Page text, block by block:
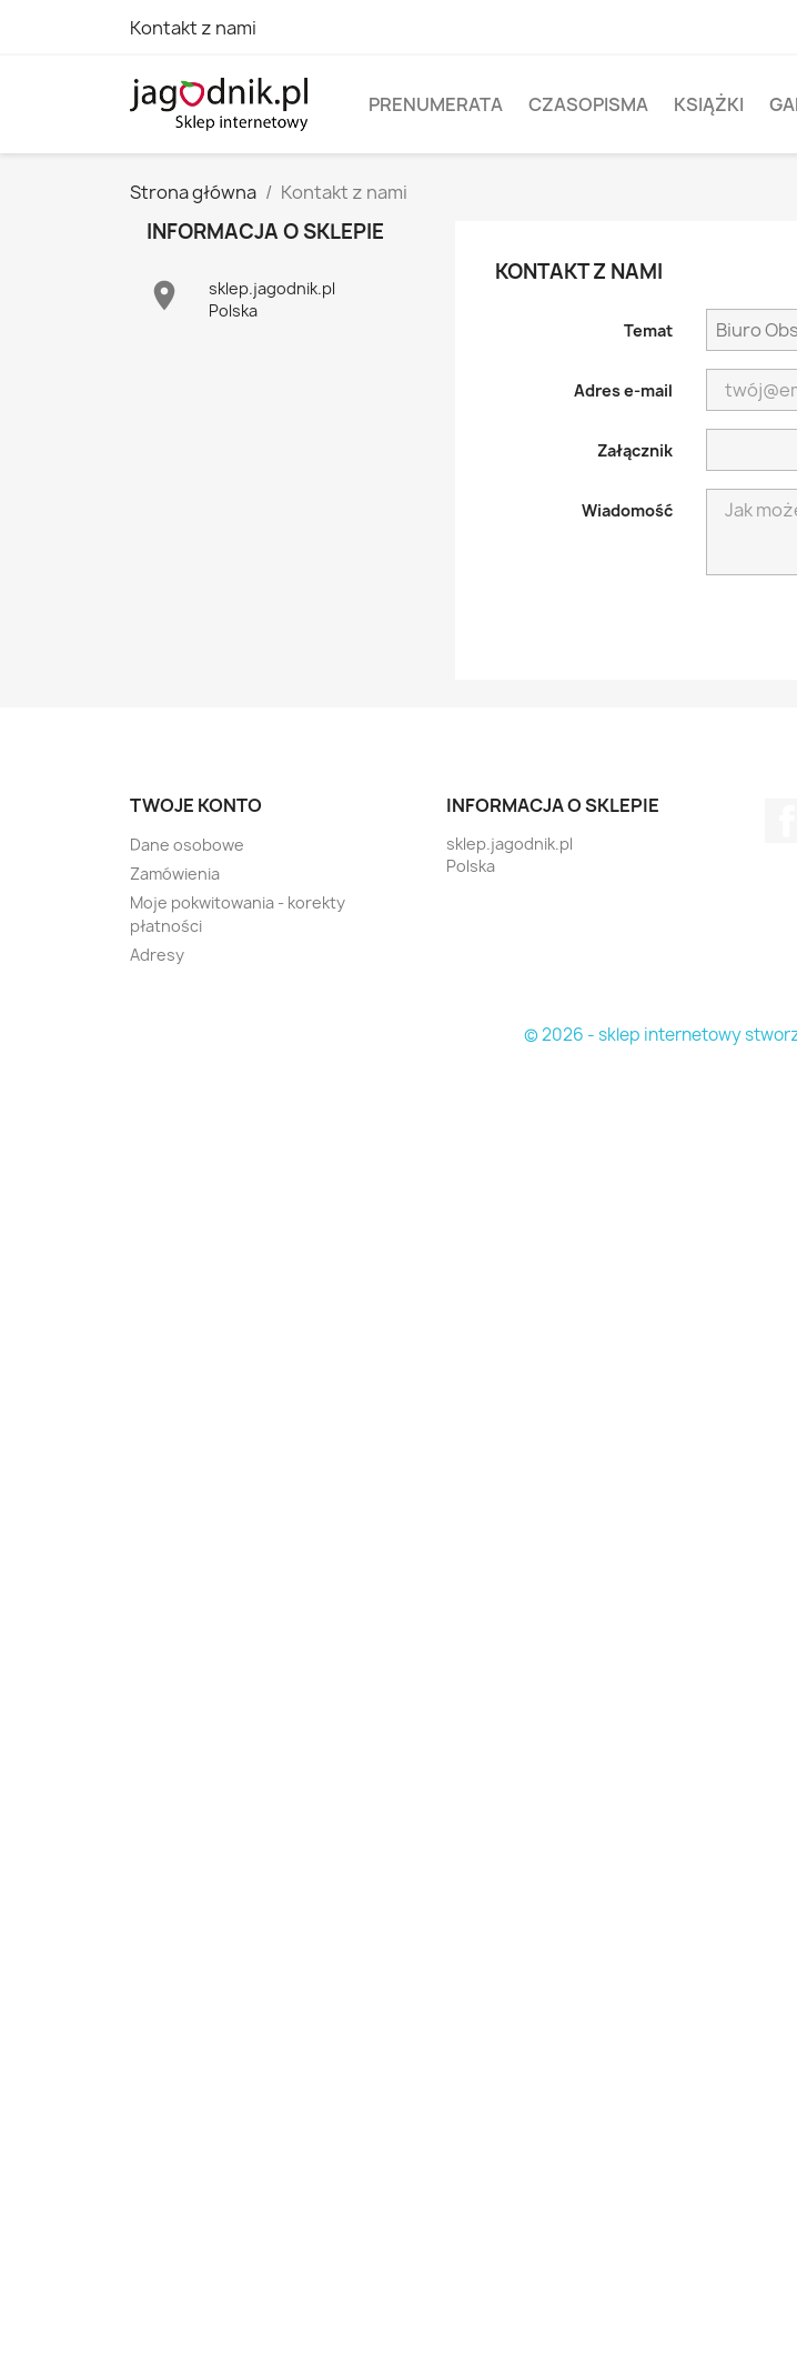
Kontakt z nami
PRENUMERATA CZASOPISMA KSIĄŻKI
Strona główna Kontakt z nami
INFORMACJA O SKLEPIE

sklep.jagodnik.pl
Polska
KONTAKT Z NAMI
Temat
Adres e-mail
Załącznik
Wiadomość
TWOJE KONTO
Dane osobowe
Zamówienia
Moje pokwitowania - korekty
płatności
Adresy
INFORMACJA O SKLEPIE
sklep.jagodnik.pl
Polska
© 2026 - sklep internetowy